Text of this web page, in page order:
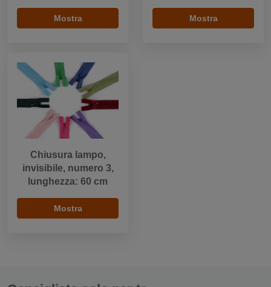
Mostra Mostra
Chiusura lampo,
invisibile, numero 3,
lunghezza: 60 cm
Mostra